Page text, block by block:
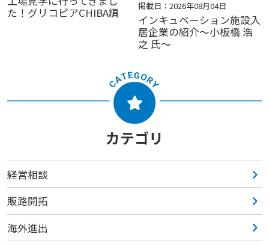
た！グリコピアCHIBA編
掲載日：2026年08月04日
インキュベーション施設入
居企業の紹介～小板橋 浩
之 氏～
カテゴリ
経営相談
販路開拓
海外進出